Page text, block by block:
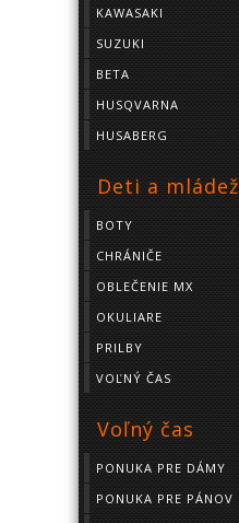
KAWASAKI
SUZUKI
BETA
HUSQVARNA
HUSABERG
Deti a mládež
BOTY
CHRÁNIČE
OBLEČENIE MX
OKULIARE
PRILBY
VOĽNÝ ČAS
Voľný čas
PONUKA PRE DÁMY
PONUKA PRE PÁNOV